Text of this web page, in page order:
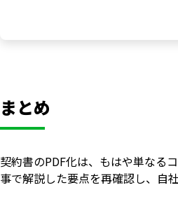
まとめ
契約書のPDF化は、もはや単なる
事で解説した要点を再確認し、自